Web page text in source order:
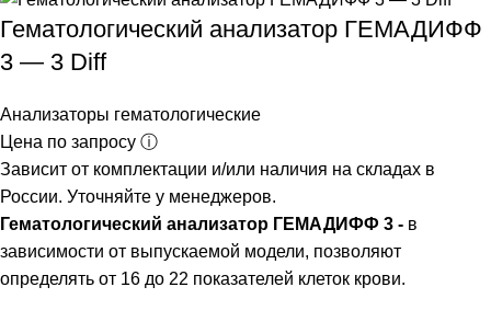
Гематологический анализатор ГЕМАДИФФ
3 — 3 Diff
Анализаторы гематологические
Цена по запросу ⓘ
Зависит от комплектации и/или наличия на складах в
России. Уточняйте у менеджеров.
Гематологический анализатор ГЕМАДИФФ 3 - в
зависимости от выпускаемой модели, позволяют
определять от 16 до 22 показателей клеток крови.